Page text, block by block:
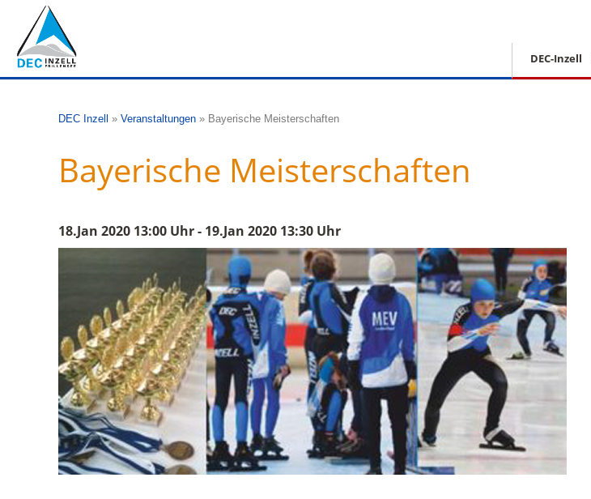
DEC-Inzell
DEC Inzell » Veranstaltungen » Bayerische Meisterschaften
Bayerische Meisterschaften
18.Jan 2020 13:00 Uhr - 19.Jan 2020 13:30 Uhr